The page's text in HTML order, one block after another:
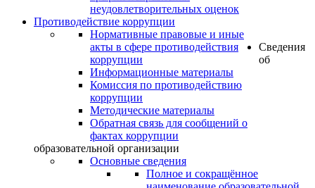
неудовлетворительных оценок
Противодействие коррупции
Нормативные правовые и иные
акты в сфере противодействия
коррупции
Информационные материалы
Комиссия по противодействию
коррупции
Методические материалы
Обратная связь для сообщений о
фактах коррупции
Сведения
об
образовательной организации
Основные сведения
Полное и сокращённое